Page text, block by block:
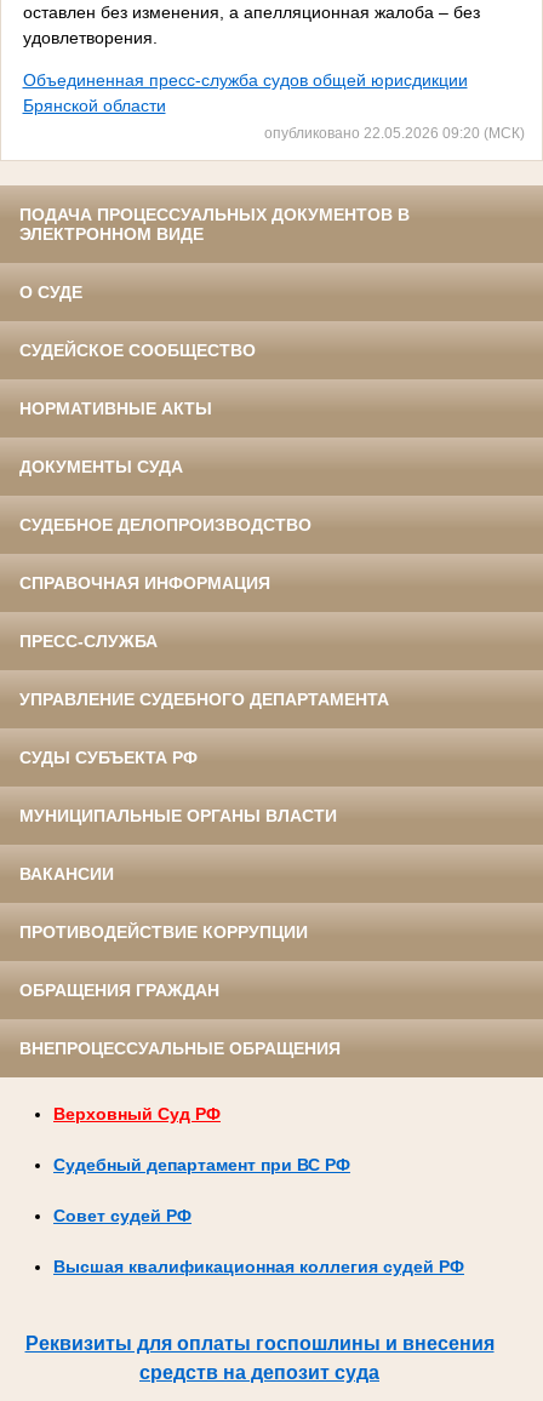
оставлен без изменения, а апелляционная жалоба – без
удовлетворения.
Объединенная пресс-служба судов общей юрисдикции
Брянской области
опубликовано 22.05.2026 09:20 (МСК)
ПОДАЧА ПРОЦЕССУАЛЬНЫХ ДОКУМЕНТОВ В
ЭЛЕКТРОННОМ ВИДЕ
О СУДЕ
СУДЕЙСКОЕ СООБЩЕСТВО
НОРМАТИВНЫЕ АКТЫ
ДОКУМЕНТЫ СУДА
СУДЕБНОЕ ДЕЛОПРОИЗВОДСТВО
СПРАВОЧНАЯ ИНФОРМАЦИЯ
ПРЕСС-СЛУЖБА
УПРАВЛЕНИЕ СУДЕБНОГО ДЕПАРТАМЕНТА
СУДЫ СУБЪЕКТА РФ
МУНИЦИПАЛЬНЫЕ ОРГАНЫ ВЛАСТИ
ВАКАНСИИ
ПРОТИВОДЕЙСТВИЕ КОРРУПЦИИ
ОБРАЩЕНИЯ ГРАЖДАН
ВНЕПРОЦЕССУАЛЬНЫЕ ОБРАЩЕНИЯ
Верховный Суд РФ
Судебный департамент при ВС РФ
Совет судей РФ
Высшая квалификационная коллегия судей РФ
Реквизиты для оплаты госпошлины и внесения
средств на депозит суда